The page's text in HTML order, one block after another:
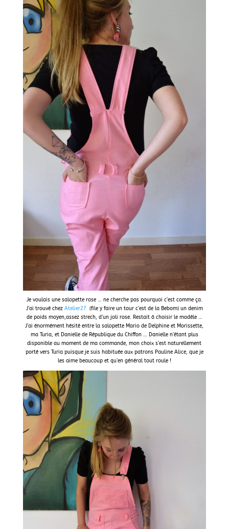
Je voulais une salopette rose … ne cherche pas pourquoi c’est comme ça.
J’ai trouvé chez Atelier27 (file y faire un tour c’est de la Bebom) un denim
de poids moyen,assez strech, d’un joli rose. Restait à choisir le modèle …
J’ai énormément hésité entre la salopette Mario de Delphine et Morissette,
ma Turia, et Danielle de République du Chiffon … Danielle n’étant plus
disponible au moment de ma commande, mon choix s’est naturellement
porté vers Turia puisque je suis habituée aux patrons Pauline Alice, que je
les aime beaucoup et qu’en général tout roule !